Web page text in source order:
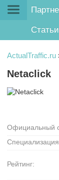
Статьи
ActualTraffic.ru
Netaclick
Официальный
Рейтинг: